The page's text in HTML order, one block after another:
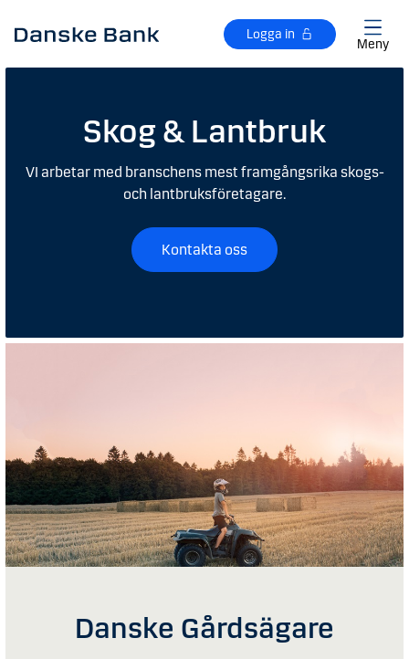
Logga in
Meny
Skog & Lantbruk
VI arbetar med branschens mest framgångsrika skogs-
och lantbruksföretagare.
Kontakta oss
Danske Gårdsägare